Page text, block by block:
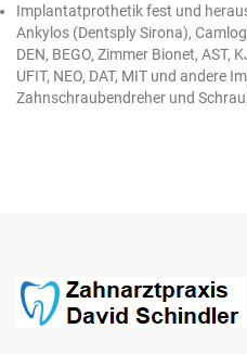
Implantatprothetik fest und
Ankylos (Dentsply Sirona),
DEN, BEGO, Zimmer Bionet, AST,
UFIT, NEO, DAT, MIT und andere
Zahnschraubendreher und